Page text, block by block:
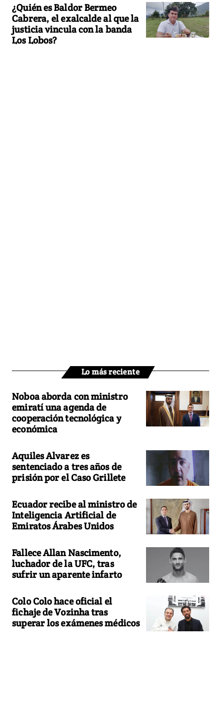
¿Quién es Baldor Bermeo
Cabrera, el exalcalde al que la
justicia vincula con la banda
Los Lobos?
Lo más reciente
Noboa aborda con ministro
emiratí una agenda de
cooperación tecnológica y
económica
Aquiles Alvarez es
sentenciado a tres años de
prisión por el Caso Grillete
Ecuador recibe al ministro de
Inteligencia Artificial de
Emiratos Árabes Unidos
Fallece Allan Nascimento,
luchador de la UFC, tras
sufrir un aparente infarto
Colo Colo hace oficial el
fichaje de Vozinha tras
superar los exámenes médicos